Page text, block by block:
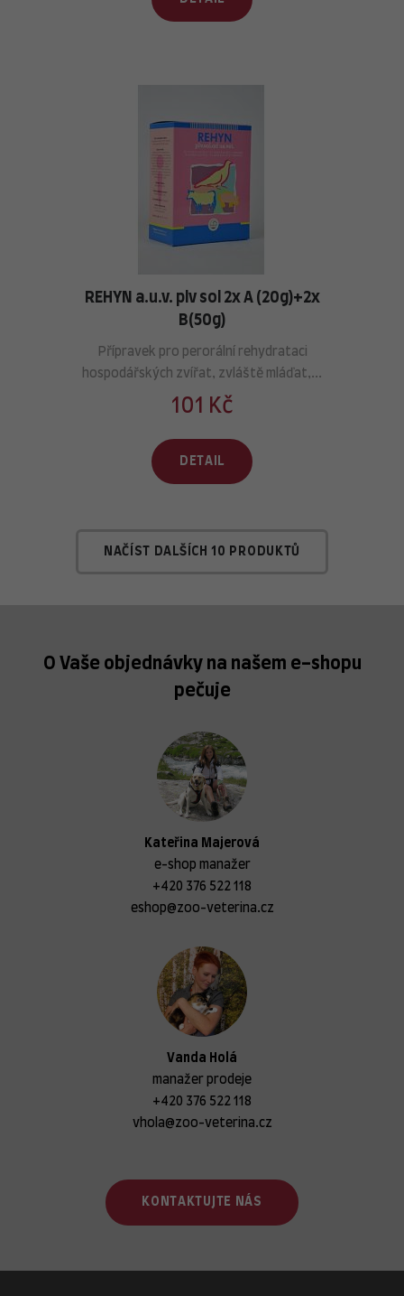
REHYN a.u.v. plv sol 2x A (20g)+2x
B(50g)
Přípravek pro perorální rehydrataci
hospodářských zvířat, zvláště mláďat,...
101 Kč
DETAIL
NAČÍST DALŠÍCH 10 PRODUKTŮ
O Vaše objednávky na našem e-shopu
pečuje
Kateřina Majerová
e-shop manažer
+420 376 522 118
eshop@zoo-veterina.cz
Vanda Holá
manažer prodeje
+420 376 522 118
vhola@zoo-veterina.cz
KONTAKTUJTE NÁS